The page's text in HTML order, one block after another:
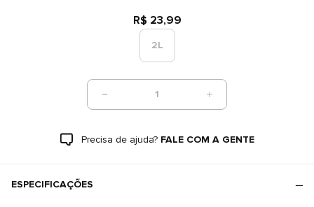
R$ 23,99
2L
1
Precisa de ajuda? FALE COM A GENTE
ESPECIFICAÇÕES